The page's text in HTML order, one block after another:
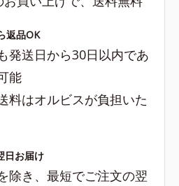
返品OK
発送日から30日以内であ
能
料はオルビスが負担いた
日お届け
除き、最短でご注文の翌